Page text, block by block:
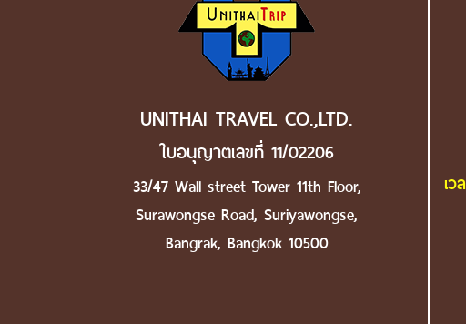
UNITHAI TRAVEL CO.,LTD.
ใบอนุญาตเลขที่ 11/02206
33/47 Wall street Tower 11th Floor,
Surawongse Road, Suriyawongse,
Bangrak, Bangkok 10500
เ